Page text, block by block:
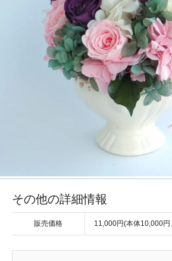
その他の詳細情報
販売価格 11,000円(本体10,000